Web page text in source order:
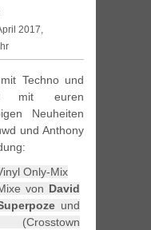
2017,
Techno und
mit euren
Neuheiten
und Anthony
Only-Mix
von David
und
(Crosstown